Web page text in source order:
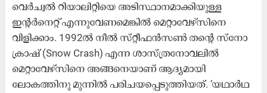
വെർച്വൽ റിയാലിറ്റിയെ അടിസ്ഥാനമാക്കിയുള്ള
ഇന്‍റർനെറ്റ്​ എന്നുവേണമെങ്കിൽ മെറ്റാവേഴ്​സിനെ
വിളിക്കാം​. 1992ല്‍ ​​നീ​​ല്‍ സ്​​റ്റീ​​ഫ​​ൻ​സ​​ണ്‍ തന്റെ സ്നോ ​​
ക്രാ​​ഷ് (Snow Crash) എ​​ന്ന ശാ​​സ്ത്ര​നോ​​വ​​ലി​​ൽ​
മെറ്റാവേഴ്​സിനെ അങ്ങനെയാണ് ആദ്യമായി
ലോകത്തിനു​ മുന്നിൽ​ പരിചയപ്പെടുത്തിയത്​. ‘യഥാർഥ